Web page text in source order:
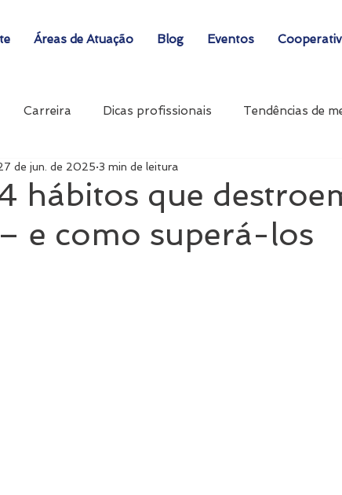
Áreas de Atuação Blog Eventos
Carreira Dicas profissionais Tendências de
hábitos que
– e como superá-los
de jun. de 2025 3 min de leitura